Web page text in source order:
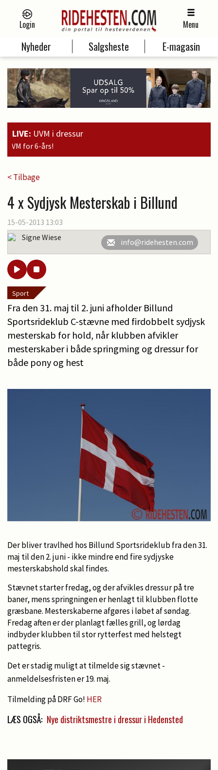
Login Menu
Nyheder Salgsheste E-magasin
LIVE: UVM i dressur
< Tilbage
4 x Sydjysk Mesterskab i Billund
15-05-2013 13:03
Signe Wiese
info@ridehesten.com
Sport
Fra den 31. maj til 2. juni afholder Billund
Sportsrideklub C-stævne med firdobbelt sydjysk
mesterskab for hold, når klubben afvikler
mesterskaber i både springming og dressur for
både pony og hest
Der bliver travlhed hos Billund Sportsrideklub fra den 31.
maj til den 2. juni - ikke mindre end fire sydjyske
mesterskabshold skal findes.
Stævnet starter fredag, og der afvikles dressur på tre
baner, mens springningen er henlagt til klubben flotte
græsbane. Mesterskaberne afgøres i løbet af søndag.
Fredag aften er der planlagt fælles grill, og lørdag
indbyder klubben til stor rytterfest med helstegt
pattegris.
Det er stadig muligt at tilmelde sig stævnet -
anmeldelsesfristen er 19. maj.
Tilmelding på DRF Go! HER
LÆS OGSÅ: Nye distriktsmestre i dressur i Hedensted